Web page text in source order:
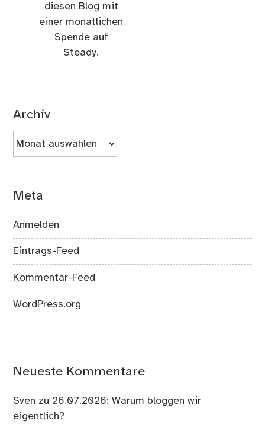
diesen Blog mit
einer monatlichen
Spende auf
Steady.
Archiv
Archiv
Meta
Anmelden
Eintrags-Feed
Kommentar-Feed
WordPress.org
Neueste Kommentare
Sven zu 26.07.2026: Warum bloggen wir
eigentlich?